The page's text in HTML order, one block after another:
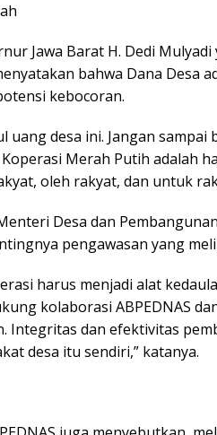
Jawa Barat H. Dedi
bahwa Dana Desa
kebocoran.
uang desa ini. Jangan
Merah Putih adalah
oleh rakyat, dan untuk
Desa dan
pengawasan yang
harus menjadi alat
kolaborasi ABPEDNAS
Integritas dan efektivitas
desa itu sendiri,” katanya.